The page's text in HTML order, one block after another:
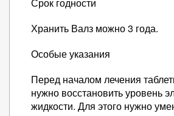
Хранить Валз можно 3 года.
Особые указания
Перед началом лечения
нужно восстановить уровень
жидкости. Для этого нужно